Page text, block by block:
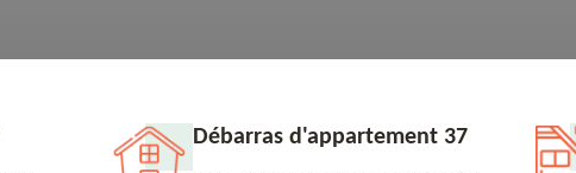
Débarras d'appartement 37